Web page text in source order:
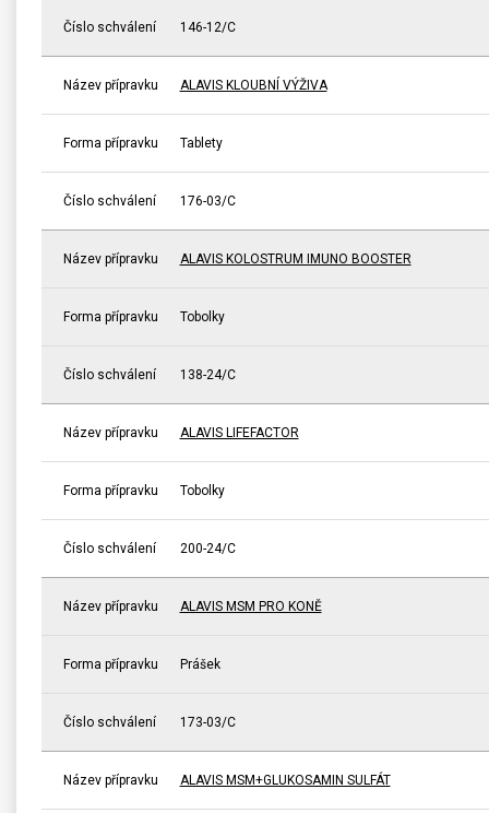
Číslo schválení 146-12/C
Název přípravku ALAVIS KLOUBNÍ VÝŽIVA
Forma přípravku Tablety
Číslo schválení 176-03/C
Název přípravku ALAVIS KOLOSTRUM IMUNO BOOSTER
Forma přípravku Tobolky
Číslo schválení 138-24/C
Název přípravku ALAVIS LIFEFACTOR
Forma přípravku Tobolky
Číslo schválení 200-24/C
Název přípravku ALAVIS MSM PRO KONĚ
Forma přípravku Prášek
Číslo schválení 173-03/C
Název přípravku ALAVIS MSM+GLUKOSAMIN SULFÁT